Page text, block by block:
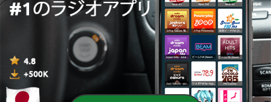
UKPラジオ
Japan Top 10 (日本のトッ
プ10) JPOP HITS!